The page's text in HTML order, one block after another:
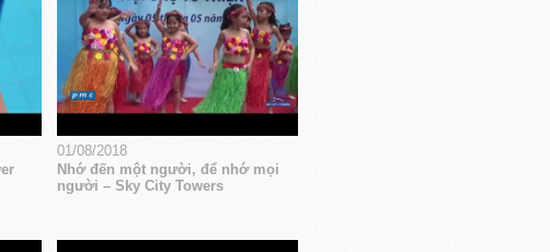
01/08/2018
Nhớ đến một người, để nhớ mọi
người – Sky City Towers